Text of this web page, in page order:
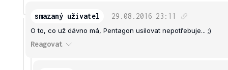
smazaný uživatel 29.08.2016 23:11
O to, co už dávno má, Pentagon usilovat nepotřebuje... ;)
Reagovat